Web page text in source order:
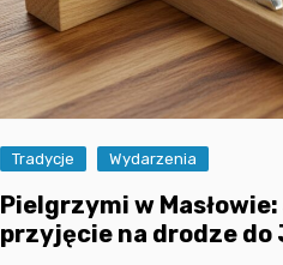
Tradycje Wydarzenia
Pielgrzymi w
przyjęcie na drodze do